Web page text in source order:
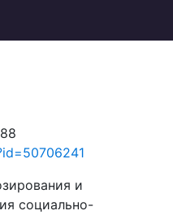
и
социально-